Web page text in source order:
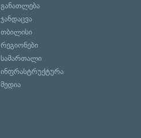
განათლება
ჯანდაცვა
თბილისი
რეგიონები
სამართალი
ინფრასტრუქტურა
მედია